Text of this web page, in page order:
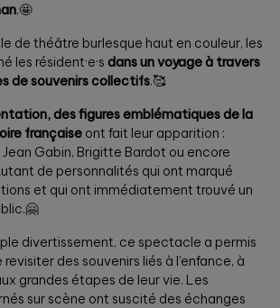
.🤩
de théâtre burlesque haut en couleur, les
les résident·e·s dans un voyage à travers
de souvenirs collectifs.🥰
des figures emblématiques de la
française ont fait leur apparition :
Gabin, Brigitte Bardot ou encore
de personnalités qui ont marqué
et qui ont immédiatement trouvé un
divertissement, ce spectacle a permis
revisiter des souvenirs liés à l’enfance, à
grandes étapes de leur vie. Les
sur scène ont suscité des échanges